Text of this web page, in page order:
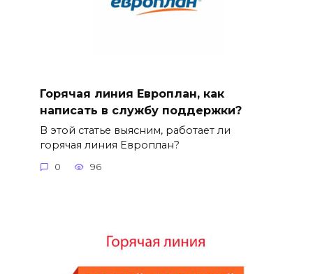
Горячая линия Европлан, как
написать в службу поддержки?
В этой статье выясним, работает ли
горячая линия Европлан?
0 96